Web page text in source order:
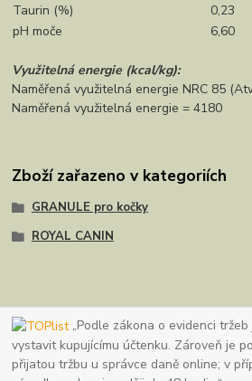
Taurin (%)
0,23
pH moče
6,60
Využitelná energie (kcal/kg):
Naměřená využitelná energie NRC 85
Naměřená využitelná energie = 4180
Zboží zařazeno v kategoriích
GRANULE pro kočky
ROYAL CANIN
„Podle zákona o evidenci
vystavit kupujícímu účtenku. Zároveň je
přijatou tržbu u správce daně online; v